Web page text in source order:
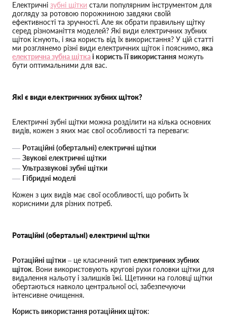
Електричні зубні щітки стали популярним інструментом для
догляду за ротовою порожниною завдяки своїй
ефективності та зручності. Але як обрати правильну щітку
серед різноманіття моделей? Які види електричних зубних
щіток існують, і яка користь від їх використання? У цій статті
ми розглянемо різні види електричних щіток і пояснимо, яка
електрична зубна щіткаі користь її використання можуть
бути оптимальними для вас.
Які є види електричних зубних щіток?
Електричні зубні щітки можна розділити на кілька основних
видів, кожен з яких має свої особливості та переваги:
Ротаційні (обертальні) електричні щітки
Звукові електричні щітки
Ультразвукові зубні щітки
Гібридні моделі
Кожен з цих видів має свої особливості, що робить їх
корисними для різних потреб.
Ротаційні (обертальні) електричні щітки
Ротаційні щітки – це класичний тип електричних зубних
щіток. Вони використовують кругові рухи головки щітки для
видалення нальоту і залишків їжі. Щетинки на головці щітки
обертаються навколо центральної осі, забезпечуючи
інтенсивне очищення.
Користь використання ротаційних щіток: